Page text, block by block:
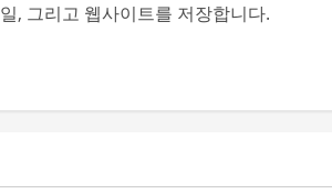
, 그리고 웹사이트를 저장합니다.